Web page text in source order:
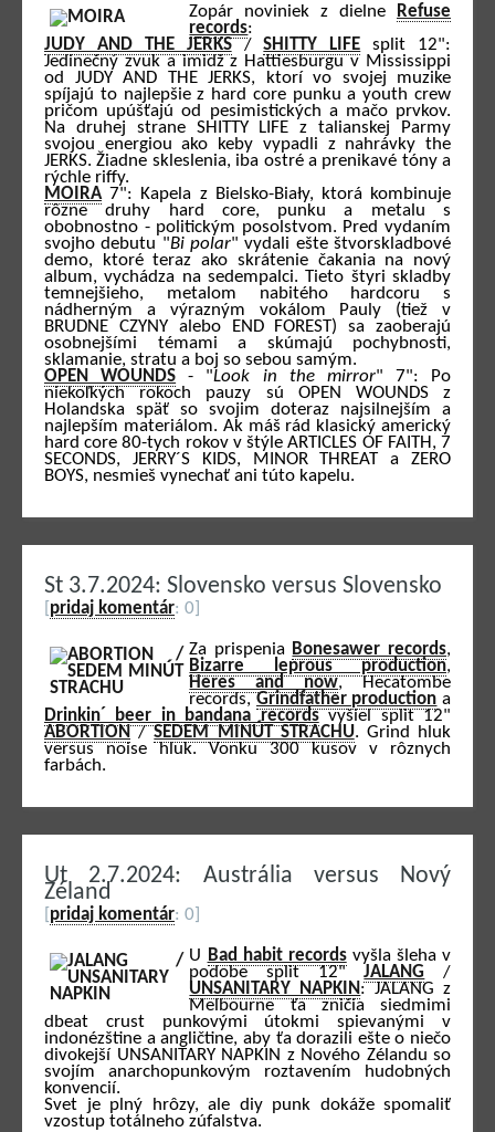
Zopár noviniek z dielne
Refuse
records:
JUDY AND THE JERKS/SHITTY LIFE split 12":
Jedinečný zvuk a imidž z Hattiesburgu v Mississippi
od JUDY AND THE JERKS, ktorí vo svojej muzike
spíjajú to najlepšie z hard core punku a youth crew
pričom upúšťajú od pesimistických a mačo prvkov.
Na druhej strane SHITTY LIFE z talianskej Parmy
svojou energiou ako keby vypadli z nahrávky the
JERKS. Žiadne skleslenia, iba ostré a prenikavé tóny a
rýchle riffy.
MOIRA7": Kapela z Bielsko-Biały, ktorá kombinuje
rôzne druhy hard core, punku a metalu s
obobnostno - politickým posolstvom. Pred vydaním
svojho debutu "Bi polar" vydali ešte štvorskladbové
demo, ktoré teraz ako skrátenie čakania na nový
album, vychádza na sedempalci. Tieto štyri skladby
temnejšieho, metalom nabitého hardcoru s
nádherným a výrazným vokálom Pauly (tiež v
BRUDNE CZYNY alebo END FOREST) ​​sa zaoberajú
osobnejšími témami a skúmajú pochybnosti,
sklamanie, stratu a boj so sebou samým.
OPEN WOUNDS - "Look in the mirror" 7": Po
niekoľkých rokoch pauzy sú OPEN WOUNDS z
Holandska späť so svojim doteraz najsilnejším a
najlepším materiálom. Ak máš rád klasický americký
hard core 80-tych rokov v štýle ARTICLES OF FAITH, 7
SECONDS, JERRY´S KIDS, MINOR THREAT a ZERO
BOYS, nesmieš vynechať ani túto kapelu.
St 3.7.2024: Slovensko versus Slovensko
pridaj komentár: 0]
Za prispenia Bonesawer records,
Bizarre leprous production,
Heres and now, Hecatombe
records,Grindfather production a
Drinkin´ beer in bandana recordsvyšiel split 12"
ABORTION/SEDEM MINÚT STRACHU. Grind hluk
versus noise hluk. Vonku 300 kusov v rôznych
farbách.
Ut 2.7.2024: Austrália versus Nový
Zéland
pridaj komentár: 0]
U Bad habit recordsvyšla šleha v
podobe split 12"JALANG /
UNSANITARY NAPKIN: JALANG z
Melbourne ťa zničia siedmimi
dbeat crust punkovými útokmi spievanými v
indonézštine a angličtine, aby ťa dorazili ešte o niečo
divokejší UNSANITARY NAPKIN z Nového Zélandu so
svojím anarchopunkovým roztavením hudobných
konvencií.
Svet je plný hrôzy, ale diy punk dokáže spomaliť
vzostup totálneho zúfalstva.